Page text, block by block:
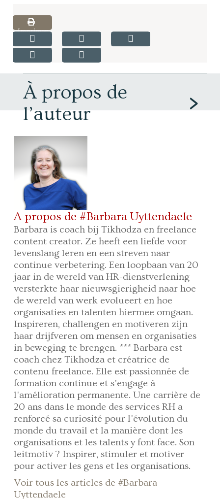
Imprimer
À propos de
l’auteur
A propos de #Barbara Uyttendaele
Barbara is coach bij Tikhodza en freelance
content creator. Ze heeft een liefde voor
levenslang leren en een streven naar
continue verbetering. Een loopbaan van 20
jaar in de wereld van HR-dienstverlening
versterkte haar nieuwsgierigheid naar hoe
de wereld van werk evolueert en hoe
organisaties en talenten hiermee omgaan.
Inspireren, challengen en motiveren zijn
haar drijfveren om mensen en organisaties
in beweging te brengen. *** Barbara est
coach chez Tikhodza et créatrice de
contenu freelance. Elle est passionnée de
formation continue et s'engage à
l'amélioration permanente. Une carrière de
20 ans dans le monde des services RH a
renforcé sa curiosité pour l'évolution du
monde du travail et la manière dont les
organisations et les talents y font face. Son
leitmotiv ? Inspirer, stimuler et motiver
pour activer les gens et les organisations.
Voir tous les articles de #Barbara
Uyttendaele